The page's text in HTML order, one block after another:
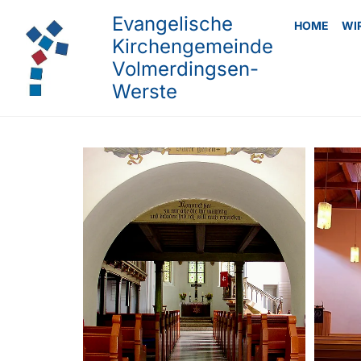
Evangelische
Kirchengemeinde
Volmerdingsen-
Werste
HOME